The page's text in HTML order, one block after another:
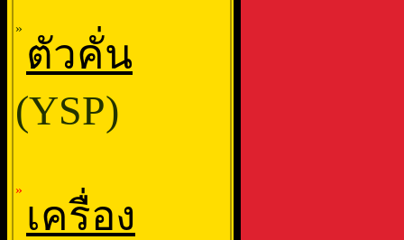
»
ตัวคั่น
(YSP)
»
เครื่อง